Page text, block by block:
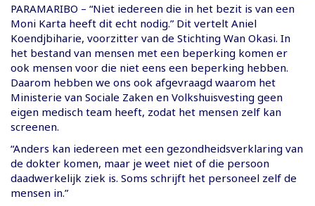
PARAMARIBO – “Niet iedereen die in het bezit is van een
Moni Karta heeft dit echt nodig.” Dit vertelt Aniel
Koendjbiharie, voorzitter van de Stichting Wan Okasi. In
het bestand van mensen met een beperking komen er
ook mensen voor die niet eens een beperking hebben.
Daarom hebben we ons ook afgevraagd waarom het
Ministerie van Sociale Zaken en Volkshuisvesting geen
eigen medisch team heeft, zodat het mensen zelf kan
screenen.
“Anders kan iedereen met een gezondheidsverklaring van
de dokter komen, maar je weet niet of die persoon
daadwerkelijk ziek is. Soms schrijft het personeel zelf de
mensen in.”